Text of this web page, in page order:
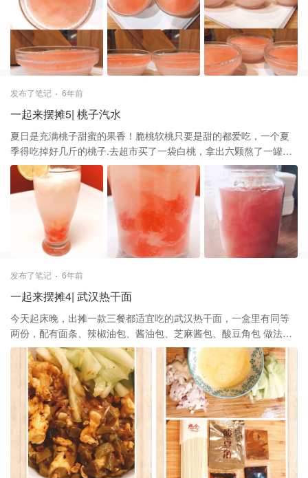
量刚烧好的开水，用勺子🥄把QQ糖搅至完全融化，倒入温牛奶，搅
匀后倒入容器中放入冷藏至凝固 2.冰沙层：舀三勺桃子酱放入碗
中，加入一点开水稀释，再加入适量牛奶搅匀后倒在成形的牛奶布
丁上放入冰箱冷冻室四个小时即可
发布了笔记 6年前
一起来摆摊5| 桃子汽水
夏日是充满桃子甜蜜的果香！脆桃软桃只要是甜的都爱吃，一个夏
季得吃掉好几斤的桃子.去超市买了一袋白桃，拿出六颗熬了一罐桃
子果酱，可以做出各种好吃的！今天小摊推出限定饮品——桃子汽
果皮倒入锅里，加入清水一碗，熬煮到果皮褪色锅里的水变粉色，
果皮捞出扔掉；煮水时就可以顺便把桃肉切丁放入碗里撒上白糖抓
匀，待锅里水好放入冰糖融化倒入桃肉，挤入半颗柠檬汁熬煮浓稠
软绵即可，待凉后倒入干净无油无水的容器放入冰箱冷藏保存 桃子
汽水：把水蜜桃味QQ糖放入冰格里倒入矿泉水冷冻，冰块好后取出
放入几颗杯子里，放入切好的桃子块，倒入冷藏过元气森林白桃味
然后倒入汽水上面，切一片青柠装饰 桃子汽水就完成啦！喝的时候
顶层是蜜桃奶油混合着桃子汽水带着青柠香，底下是脆甜的新鲜的
桃子块，冻过的QQ糖吃起来还有点波霸的感觉
发布了笔记 6年前
一起来摆摊4| 武汉热干面
今天起床晚，出摊一款三餐都适宜吃的武汉热干面，一盒里有同等
两份，配有面条、辣椒油包、酱油包、芝麻酱包、酸豆角包 做法：
沸水下面，筷子搅匀煮熟过冷水捞干 煮面的期间切点黄瓜丝、洋葱
丁、打两 个鸡蛋液放盐、鸡精 平底锅放油，油热倒入洋葱丁、鸡蛋
酱、一点醋、放上面条、鸡蛋酱、黄瓜丝、酸豆角，码齐满满一
碗，辣椒油包撕开倒入平底锅烧热，热油淋到面上，香味扑鼻、这
个配的辣椒油不辣，喜欢吃辣的可以自己加一勺油辣子